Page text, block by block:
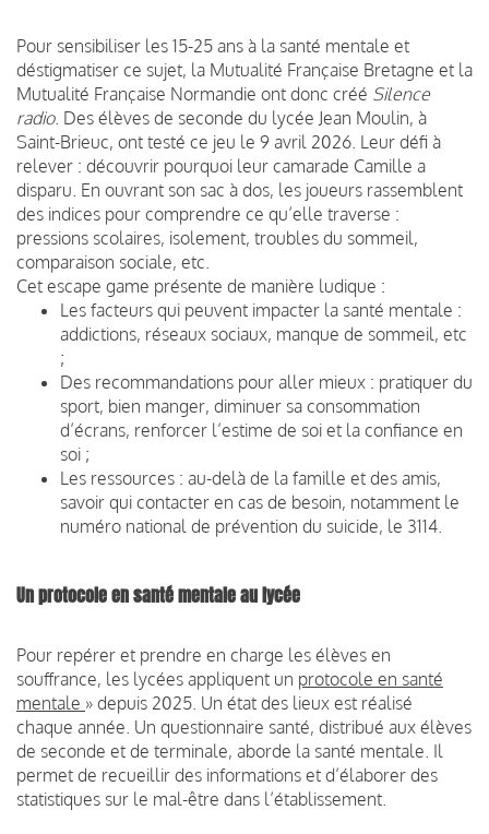
Pour sensibiliser les 15-25 ans à la santé mentale et
déstigmatiser ce sujet, la Mutualité Française Bretagne et la
Mutualité Française Normandie ont donc créé Silence
radio. Des élèves de seconde du lycée Jean Moulin, à
Saint-Brieuc, ont testé ce jeu le 9 avril 2026. Leur défi à
relever : découvrir pourquoi leur camarade Camille a
disparu. En ouvrant son sac à dos, les joueurs rassemblent
des indices pour comprendre ce qu’elle traverse :
pressions scolaires, isolement, troubles du sommeil,
comparaison sociale, etc.
Cet escape game présente de manière ludique :
Les facteurs qui peuvent impacter la santé mentale :
addictions, réseaux sociaux, manque de sommeil, etc
;
Des recommandations pour aller mieux : pratiquer du
sport, bien manger, diminuer sa consommation
d’écrans, renforcer l’estime de soi et la confiance en
soi ;
Les ressources : au-delà de la famille et des amis,
savoir qui contacter en cas de besoin, notamment le
numéro national de prévention du suicide, le 3114.
Un protocole en santé mentale au lycée
Pour repérer et prendre en charge les élèves en
souffrance, les lycées appliquent un protocole en santé
mentale » depuis 2025. Un état des lieux est réalisé
chaque année. Un questionnaire santé, distribué aux élèves
de seconde et de terminale, aborde la santé mentale. Il
permet de recueillir des informations et d’élaborer des
statistiques sur le mal-être dans l’établissement.